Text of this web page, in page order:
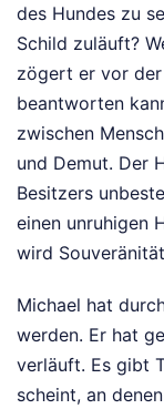
des Hundes zu
Schild zuläuft?
zögert er vor der
beantworten
zwischen
und Demut. Der
Besitzers
einen unruhigen
wird
Michael hat
werden. Er hat
verläuft. Es gibt
scheint, an